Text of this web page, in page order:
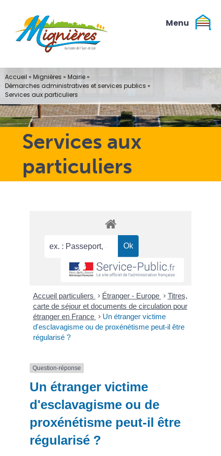
contenu
Services aux
particuliers
Accueil » Mignières » Mairie»
Démarches administratives et services publics »
Services aux particuliers
Accueil particuliers > Étranger - Europe > Titres,
carte de séjour et documents de circulation pour
étranger en France > Un étranger victime
d'esclavagisme ou de proxénétisme peut-il être
régularisé ?
Question-réponse
Un étranger victime
d'esclavagisme ou de
proxénétisme peut-il être
régularisé ?